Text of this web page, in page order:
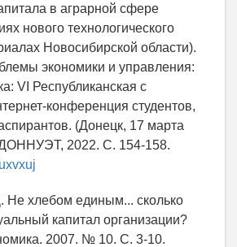
в аграрной сфере
нового технологического
Новосибирской области).
экономики и управления:
VI Республиканская с
конференция студентов,
(Донецк, 17 марта
ДОННУЭТ, 2022. С. 154-158.
Не хлебом единым... сколько
капитал организации?
2007. № 10. С. 3-10.